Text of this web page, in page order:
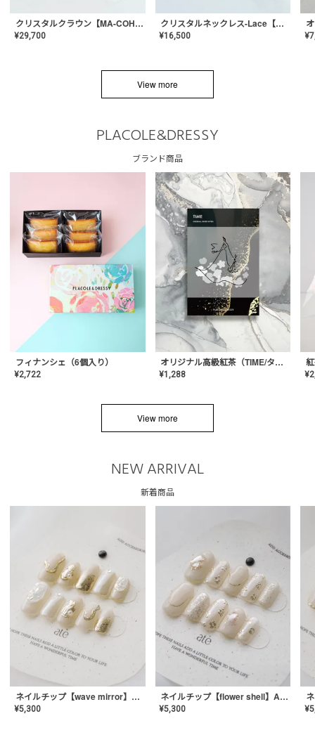
クリスタルクラウン【MA-COHD-01】韓国風クラウン/ウェディングクラウン/ティアラ
¥29,700
クリスタルネックレス-Lace【MA-CONL-02】
¥16,500 ¥
View more
PLACOLE&DRESSY
ブランド商品
フィナンシェ（6個入り）
¥2,722
オリジナル高級紅茶（TIME/タイム）【ギフト/プチギフト/プレゼント/内祝い/結婚式/オリジナル配合/高品質/ハーブティー/茶葉/記念日/お返し/手土産/美容/おしゃれ】
¥1,288 ¥
View more
NEW ARRIVAL
新着商品
ネイルチップ【wave mirror】AE-CONA-04
¥5,300
ネイルチップ【flower shell】AE-CONA-03
¥5,300 ¥